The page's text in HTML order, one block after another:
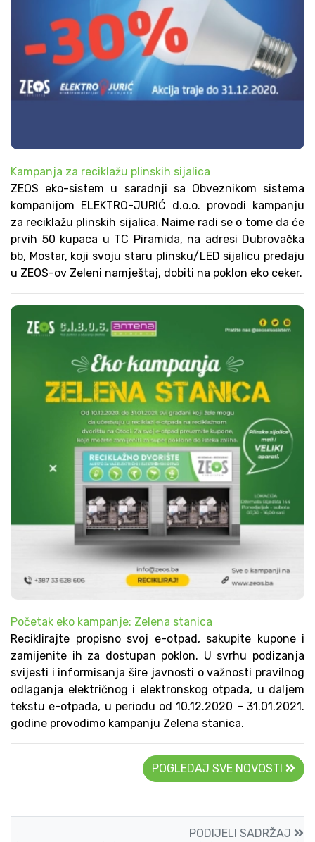
Kampanja za reciklažu plinskih sijalica
ZEOS eko-sistem u saradnji sa Obveznikom sistema
kompanijom ELEKTRO-JURIĆ d.o.o. provodi kampanju
za reciklažu plinskih sijalica. Naime radi se o tome da će
prvih 50 kupaca u TC Piramida, na adresi Dubrovačka
bb, Mostar, koji svoju staru plinsku/LED sijalicu predaju
u ZEOS-ov Zeleni namještaj, dobiti na poklon eko ceker.
Početak eko kampanje: Zelena stanica
Reciklirajte propisno svoj e-otpad, sakupite kupone i
zamijenite ih za dostupan poklon. U svrhu podizanja
svijesti i informisanja šire javnosti o važnosti pravilnog
odlaganja električnog i elektronskog otpada, u daljem
tekstu e-otpada, u periodu od 10.12.2020 – 31.01.2021.
godine provodimo kampanju Zelena stanica.
POGLEDAJ SVE NOVOSTI
PODIJELI SADRŽAJ